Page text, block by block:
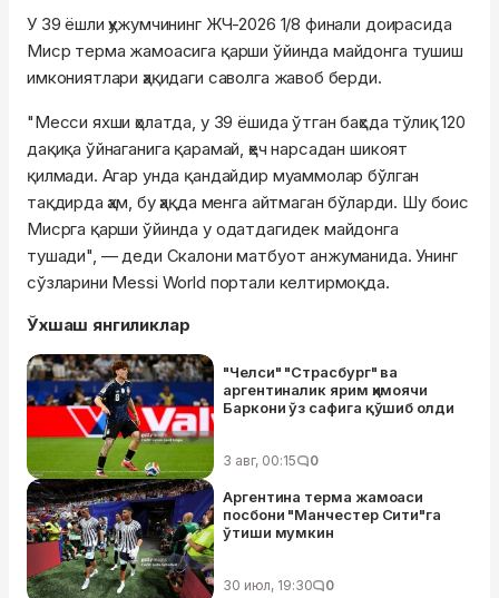
У 39 ёшли ҳужумчининг ЖЧ-2026 1/8 финали доирасида
Миср терма жамоасига қарши ўйинда майдонга тушиш
имкониятлари ҳақидаги саволга жавоб берди.
"Месси яхши ҳолатда, у 39 ёшида ўтган баҳсда тўлиқ 120
дақиқа ўйнаганига қарамай, ҳеч нарсадан шикоят
қилмади. Агар унда қандайдир муаммолар бўлган
тақдирда ҳам, бу ҳақда менга айтмаган бўларди. Шу боис
Мисрга қарши ўйинда у одатдагидек майдонга
тушади", — деди Скалони матбуот анжуманида. Унинг
сўзларини Messi World портали келтирмоқда.
Ўхшаш янгиликлар
"Челси" "Страсбург" ва
аргентиналик ярим ҳимоячи
Баркони ўз сафига қўшиб олди
3 авг, 00:15 0
Аргентина терма жамоаси
посбони "Манчестер Сити"га
ўтиши мумкин
30 июл, 19:30 0